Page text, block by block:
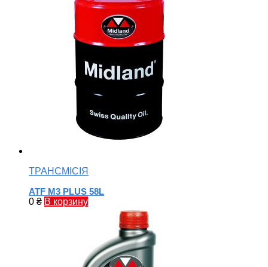
ТРАНСМІСІЯ
ATF M3 PLUS 58L
0 ₴ В корзину